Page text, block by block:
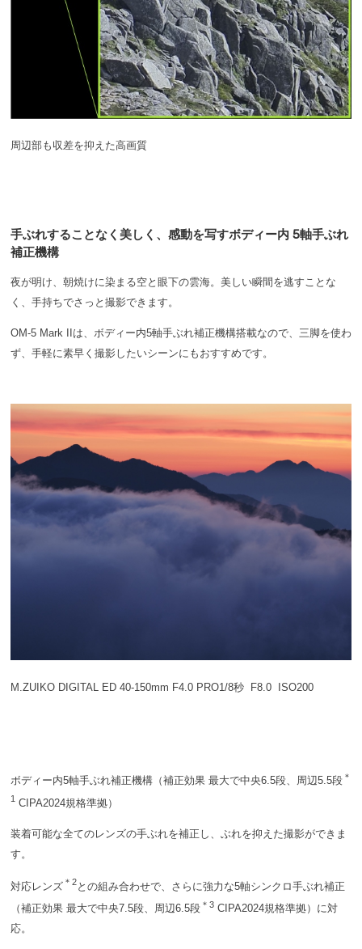
周辺部も収差を抑えた高画質
手ぶれすることなく美しく、感動を写すボディー内 5軸手ぶれ
補正機構
夜が明け、朝焼けに染まる空と眼下の雲海。美しい瞬間を逃すことな
く、手持ちでさっと撮影できます。
OM-5 Mark IIは、ボディー内5軸手ぶれ補正機構搭載なので、三脚を使わ
ず、手軽に素早く撮影したいシーンにもおすすめです。
M.ZUIKO DIGITAL ED 40-150mm F4.0 PRO1/8秒 F8.0 ISO200
ボディー内5軸手ぶれ補正機構（補正効果 最大で中央6.5段、周辺5.5段＊
1CIPA2024規格準拠）
装着可能な全てのレンズの手ぶれを補正し、ぶれを抑えた撮影ができま
す。
対応レンズ＊2との組み合わせで、さらに強力な5軸シンクロ手ぶれ補正
（補正効果 最大で中央7.5段、周辺6.5段＊3CIPA2024規格準拠）に対
応。